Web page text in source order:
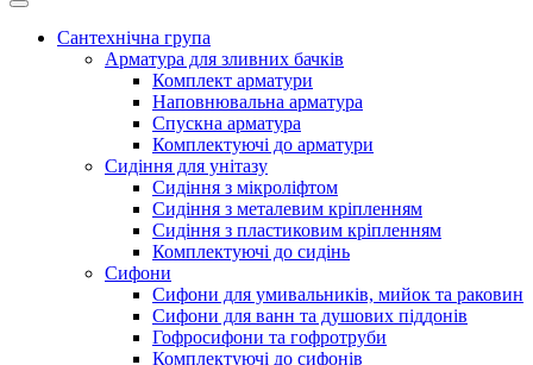
Сантехнічна група
Арматура для зливних бачків
Комплект арматури
Наповнювальна арматура
Спускна арматура
Комплектуючі до арматури
Сидіння для унітазу
Сидіння з мікроліфтом
Сидіння з металевим кріпленням
Сидіння з пластиковим кріпленням
Комплектуючі до сидінь
Сифони
Сифони для умивальників, мийок та раковин
Сифони для ванн та душових піддонів
Гофросифони та гофротруби
Комплектуючі до сифонів